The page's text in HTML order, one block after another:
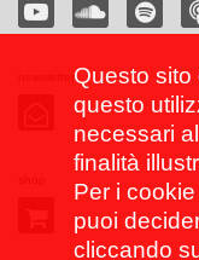
Questo sito
questo
necessari
finalità
Per i
puoi
cliccando